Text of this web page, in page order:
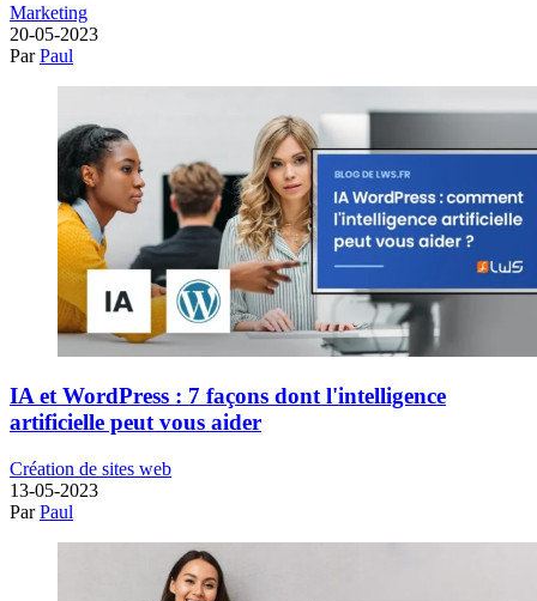
Marketing
20-05-2023
ParPaul
IA et WordPress : 7 façons dont l'intelligence
artificielle peut vous aider
Création de sites web
13-05-2023
ParPaul